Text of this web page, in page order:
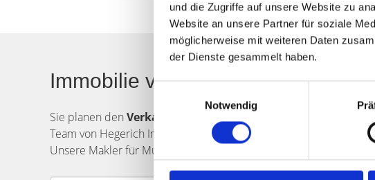
und die Zugriffe auf unsere Website zu
Website an unsere Partner für soziale
möglicherweise mit weiteren Daten
der Dienste gesammelt haben.
Notwendig
Immobilie verkaufen in München
Sie planen den Verkauf
Team von Hegerich Immobilien unterstützt Sie gern. Geben Sie
Unsere Makler für München Galileiplatz und Umgebung